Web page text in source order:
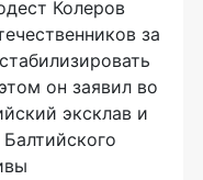
Колеров
за
он заявил во
эксклав и